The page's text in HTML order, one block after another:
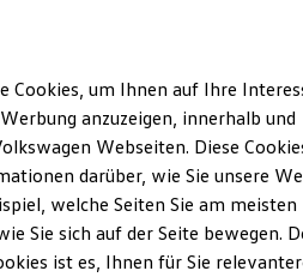
ID. Modelle
im Winter
Cookies, um Ihnen auf Ihre
anzuzeigen, innerhalb und
Webseiten. Diese
darüber, wie Sie unsere
welche Seiten Sie am meisten
Sie sich auf der Seite bewegen.
ist es, Ihnen für Sie